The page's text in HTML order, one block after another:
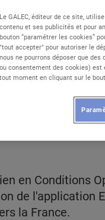
E. Leclerc,
en France et
en Conditions
de l'application
la France.
Le GALEC, éditeur de ce site,
contenu et ses publicités et pour
bouton “paramétrer les cookies”
"tout accepter" pour autoriser le
nous ne pourrons déposer que
ou consentement des cookies) est
tout moment en cliquant sur le